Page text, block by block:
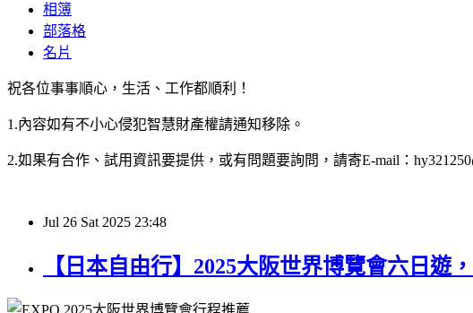
相簿
部落格
名片
祝各位事事順心，生活、工作都順利！
1.內容如有不小心侵犯智慧財產權請通知移除。
2.如果有合作、試用資訊要提供，或有問題要詢問，請寄E-mail：
Jul 26 Sat 2025 23:48
【日本自由行】2025大阪世界博覽會六日